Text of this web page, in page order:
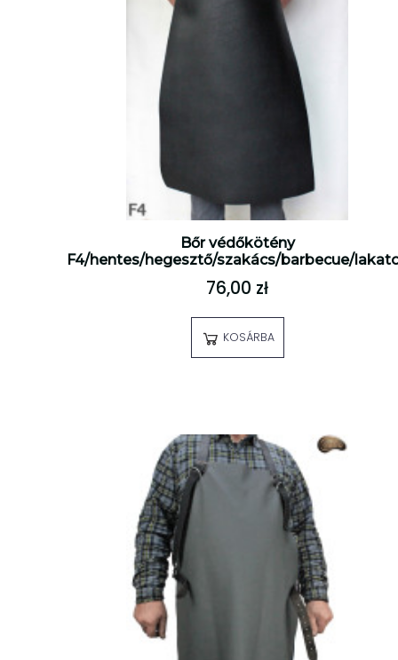
Bőr védőkötény
F4/hentes/hegesztő/szakács/barbecue/
76,00 zł
KOSÁRBA